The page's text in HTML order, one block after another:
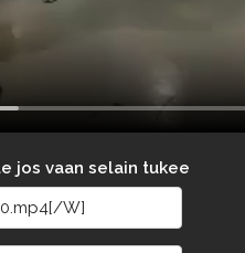
jos vaan selain tukee